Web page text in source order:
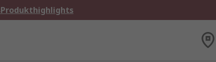
Produkthighlights